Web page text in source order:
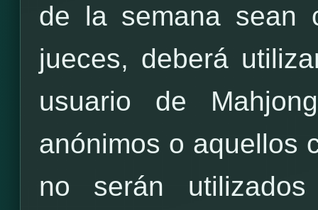
de la semana sean
jueces, deberá
usuario de
anónimos o aquellos
no serán